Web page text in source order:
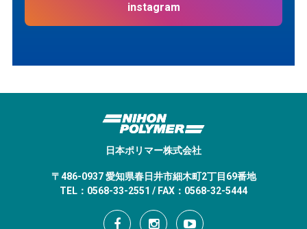
instagram
日本ポリマー株式会社
〒486-0937 愛知県春日井市細木町2丁目69番地
TEL：0568-33-2551 / FAX：0568-32-5444